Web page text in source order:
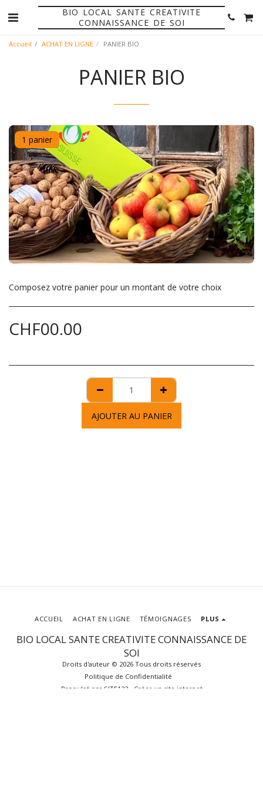
BIO LOCAL SANTE CREATIVITE
CONNAISSANCE DE SOI
Accueil ACHAT EN LIGNE PANIER BIO
PANIER BIO
1 panier
Composez votre panier pour un montant de votre choix
CHF00.00
AJOUTER AU PANIER
BIO LOCAL SANTE CREATIVITE CONNAISSANCE DE
SOI
Droits d'auteur © 2026 Tous droits réservés
Politique de Confidentialité
Propulsé par SITE123- Créer un site internet
ACCUEIL ACHAT EN LIGNE TÉMOIGNAGES PLUS